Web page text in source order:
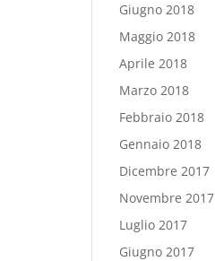
Giugno 2018
Maggio 2018
Aprile 2018
Marzo 2018
Febbraio 2018
Gennaio 2018
Dicembre 2017
Novembre 2017
Luglio 2017
Giugno 2017